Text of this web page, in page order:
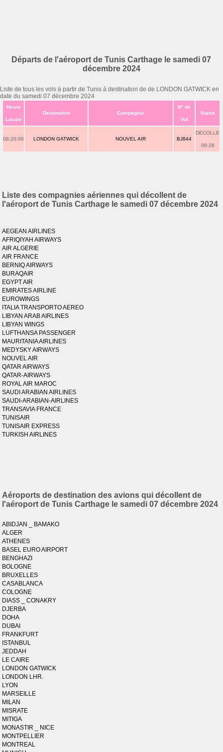
Départs de l'aéroport de Tunis Carthage le samedi 07
décembre 2024
Liste de tous les vols à partir de Tunis à destination de de LONDON GATWICK en
date du samedi 07 décembre 2024
Heure
Locale
Destination Compagnie
N° de
Vol
Statut
08:20:00 LONDON GATWICK NOUVEL AIR BJ844
DECOLLE
08:28
Liste des compagnies aériennes qui décollent de
l'aéroport de Tunis Carthage le samedi 07 décembre 2024
AEGEAN AIRLINES
AFRIQIYAH AIRWAYS
AIR ALGERIE
AIR FRANCE
BERNIQ AIRWAYS
BURAQAIR
EGYPT AIR
EMIRATES AIRLINE
EUROWINGS
ITALIA TRANSPORTO AEREO
LIBYAN ARAB AIRLINES
LIBYAN WINGS
LUFTHANSA PASSENGER
MAURITANIA AIRLINES
MEDYSKY AIRWAYS
NOUVEL AIR
QATAR AIRWAYS
QATAR-AIRWAYS
ROYAL AIR MAROC
SAUDI ARABIAN AIRLINES
SAUDI-ARABIAN-AIRLINES
TRANSAVIA FRANCE
TUNISAIR
TUNISAIR EXPRESS
TURKISH AIRLINES
Aéroports de destination des avions qui décollent de
l'aéroport de Tunis Carthage le samedi 07 décembre 2024
ABIDJAN _ BAMAKO
ALGER
ATHENES
BASEL EURO AIRPORT
BENGHAZI
BOLOGNE
BRUXELLES
CASABLANCA
COLOGNE
DIASS _ CONAKRY
DJERBA
DOHA
DUBAI
FRANKFURT
ISTANBUL
JEDDAH
LE CAIRE
LONDON GATWICK
LONDON LHR.
LYON
MARSEILLE
MILAN
MISRATE
MITIGA
MONASTIR _ NICE
MONTPELLIER
MONTREAL